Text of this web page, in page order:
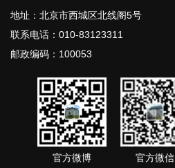
地址：北京市西城区北线阁5号
联系电话：010-83123311
邮政编码：100053
官方微博 官方微信